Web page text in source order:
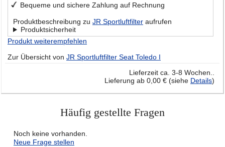
Bequeme und sichere Zahlung auf Rechnung
Produktbeschreibung zu JR Sportluftfilter aufrufen
Produktsicherheit
Produkt weiterempfehlen
Zur Übersicht von JR Sportluftfilter Seat Toledo I
Lieferzeit ca. 3-8 Wochen..
Lieferung ab 0,00 € (siehe Details)
Häufig gestellte Fragen
Noch keine vorhanden.
Neue Frage stellen